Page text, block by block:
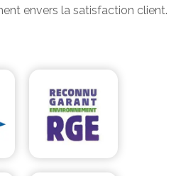
envers la satisfaction client.